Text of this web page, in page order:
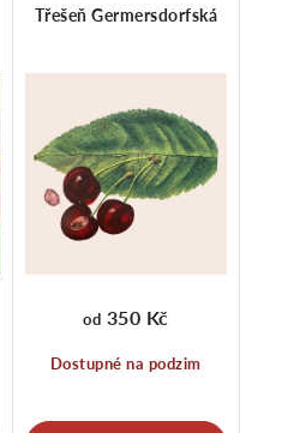
Třešeň Germersdorfská
Dostupné na podzim
od 350 Kč